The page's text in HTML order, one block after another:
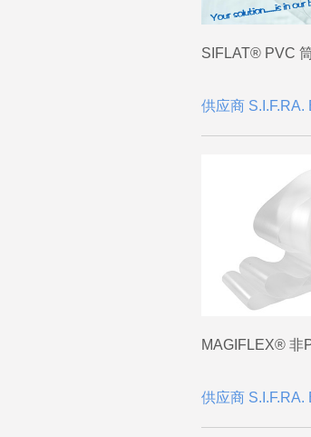
SIFLAT® PVC
供应商 S.I.F.RA.
MAGIFLEX® 非
供应商 S.I.F.RA.